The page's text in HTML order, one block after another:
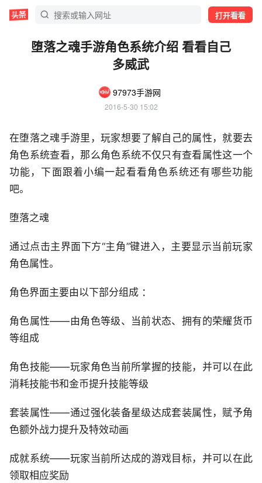
打开看看
堕落之魂手游角色系统介绍 看看自己
多威武
97973手游网
2016-5-30 15:02
在堕落之魂手游里，玩家想要了解自己的属性，就要去
角色系统查看，那么角色系统不仅只有查看属性这一个
功能，下面跟着小编一起看看角色系统还有哪些功能
吧。
堕落之魂
通过点击主界面下方“主角”键进入，主要显示当前玩家
角色属性。
角色界面主要由以下部分组成 ：
角色属性——由角色等级、当前状态、拥有的荣耀货币
等组成
角色技能——玩家角色当前所掌握的技能，并可以在此
消耗技能书和金币提升技能等级
套装属性——通过强化装备星级达成套装属性，赋予角
色额外战力提升及特效动画
成就系统——玩家当前所达成的游戏目标，并可以在此
领取相应奖励